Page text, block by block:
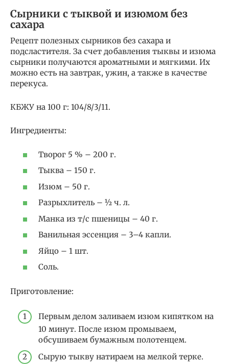
Сырники с тыквой и изюмом без
сахара
Рецепт полезных сырников без сахара и
подсластителя. За счет добавления тыквы и изюма
сырники получаются ароматными и мягкими. Их
можно есть на завтрак, ужин, а также в качестве
перекуса.
КБЖУ на 100 г: 104/8/3/11.
Ингредиенты:
Творог 5 % – 200 г.
Тыква – 150 г.
Изюм – 50 г.
Разрыхлитель – ½ ч. л.
Манка из т/с пшеницы – 40 г.
Ванильная эссенция – 3–4 капли.
Яйцо – 1 шт.
Соль.
Приготовление:
Первым делом заливаем изюм кипятком на
10 минут. После изюм промываем,
обсушиваем бумажным полотенцем.
Сырую тыкву натираем на мелкой терке.